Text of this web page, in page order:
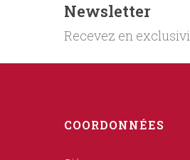
Newsletter
Recevez en
COORDONNÉES